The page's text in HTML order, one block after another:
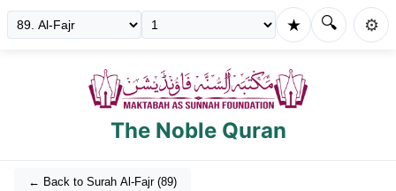
★ 🔍 ⚙️
The Noble Quran
← Back to Surah Al-Fajr(89)